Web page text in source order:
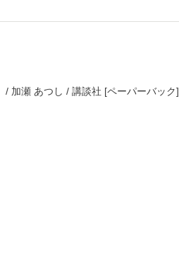
加瀬 あつし / 講談社 [ペーパーバック]